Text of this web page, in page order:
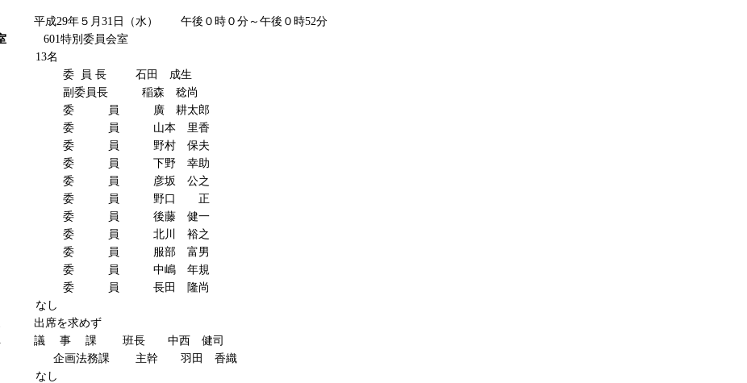
平成29年５月31日（水） 午後０時０分～午後０時52分
601特別委員会室
13名
長 石田 成生
員長 稲森 稔尚
廣 耕太郎
山本 里香
野村 保夫
下野 幸助
彦坂 公之
員 野口 正
後藤 健一
北川 裕之
服部 富男
中嶋 年規
長田 隆尚
なし
出席を求めず
議 事 課 班長 中西 健司
務課 主幹 羽田 香織
なし